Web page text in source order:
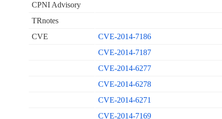
CPNI Advisory
TRnotes
CVE
CVE-2014-7186
CVE-2014-7187
CVE-2014-6277
CVE-2014-6278
CVE-2014-6271
CVE-2014-7169